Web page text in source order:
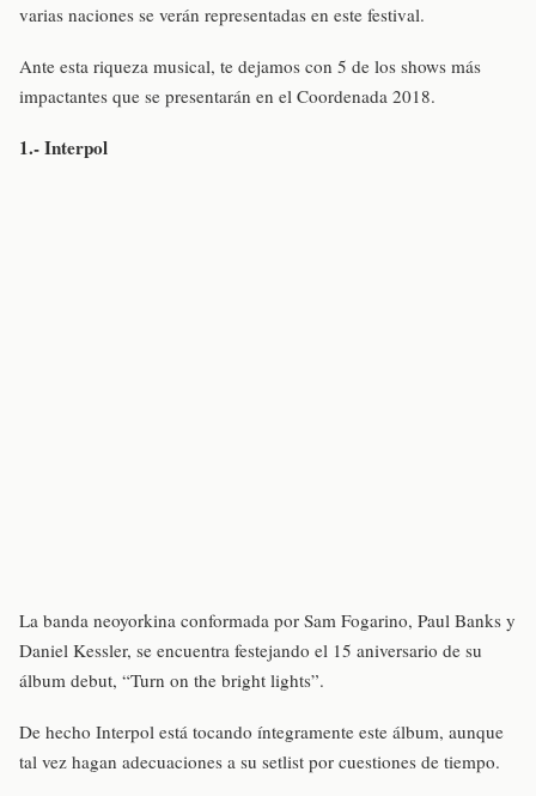
varias naciones se verán representadas en este festival.
Ante esta riqueza musical, te dejamos con 5 de los shows más
impactantes que se presentarán en el Coordenada 2018.
1.- Interpol
La banda neoyorkina conformada por Sam Fogarino, Paul Banks y
Daniel Kessler, se encuentra festejando el 15 aniversario de su
álbum debut, “Turn on the bright lights”.
De hecho Interpol está tocando íntegramente este álbum, aunque
tal vez hagan adecuaciones a su setlist por cuestiones de tiempo.